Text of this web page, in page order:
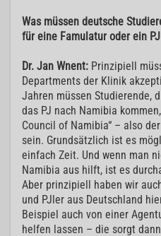
Was müssen deutsche
für eine Famulatur oder ein
Dr. Jan Wnent: Prinzipiell
Departments der Klinik
Jahren müssen Studierende,
das PJ nach Namibia
Council of Namibia“ – also
sein. Grundsätzlich ist es
einfach Zeit. Und wenn man
Namibia aus hilft, ist es
Aber prinzipiell haben wir
und PJler aus Deutschland
Beispiel auch von einer
helfen lassen – die sorgt